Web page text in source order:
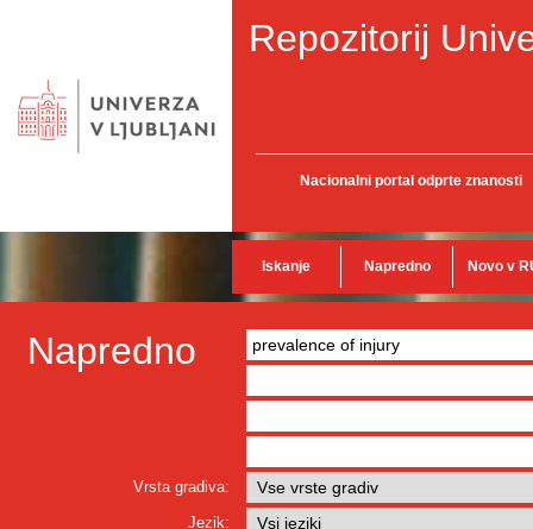
Repozitorij
Nacionalni portal odprte znanosti
Iskanje Napredno Novo v
Napredno
Vrsta gradiva:
Jezik: